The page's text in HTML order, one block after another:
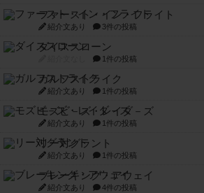
ファースト・イン・フライト
紹介文あり 3件の投稿
ダイススローン
1件の投稿
ガルフストライク
紹介文あり 1件の投稿
モズビ－ズ・レイダ－ズ
紹介文あり 1件の投稿
リー対グラント
紹介文あり 1件の投稿
ブレーキング・アウェイ
紹介文あり 4件の投稿